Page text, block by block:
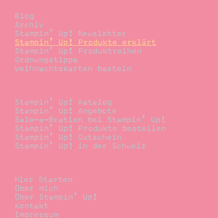
Blog
Archiv
Stampin’ Up! Newsletter
Stampin’ Up! Produkte erklärt
Stampin’ Up! Produktreihen
Ordnungstipps
Weihnachtskarten basteln
Stampin’ Up! Katalog
Stampin’ Up! Angebote
Sale-a-Bration bei Stampin’ Up!
Stampin’ Up! Produkte bestellen
Stampin’ Up! Gutschein
Stampin’ Up! in der Schweiz
Hier Starten
Über mich
Über Stampin’ Up!
Kontakt
Impressum